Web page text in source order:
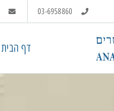
03-6958860
דף הבית